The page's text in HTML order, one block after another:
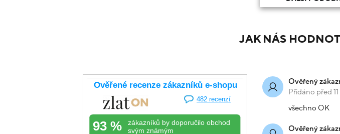
JAK NÁS
Ověřený
Přidáno před
všechno OK
Ověřený